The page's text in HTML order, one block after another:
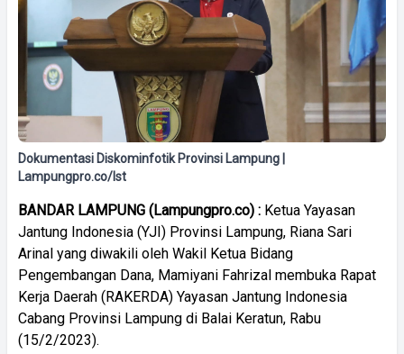
Dokumentasi Diskominfotik Provinsi Lampung |
Lampungpro.co/Ist
BANDAR LAMPUNG (Lampungpro.co) : Ketua Yayasan
Jantung Indonesia (YJI) Provinsi Lampung, Riana Sari
Arinal yang diwakili oleh Wakil Ketua Bidang
Pengembangan Dana, Mamiyani Fahrizal membuka Rapat
Kerja Daerah (RAKERDA) Yayasan Jantung Indonesia
Cabang Provinsi Lampung di Balai Keratun, Rabu
(15/2/2023).